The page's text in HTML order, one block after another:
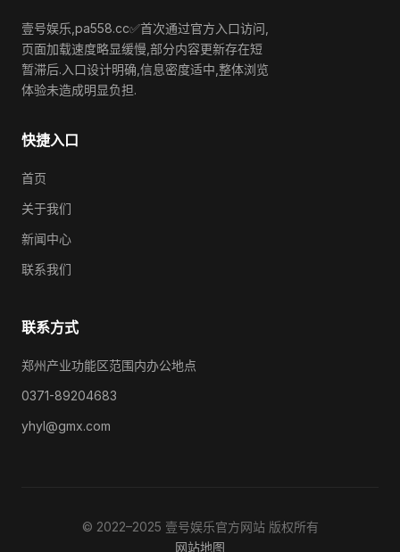
壹号娱乐,pa558.cc✅首次通过官方入口访问,
页面加载速度略显缓慢,部分内容更新存在短
暂滞后.入口设计明确,信息密度适中,整体浏览
体验未造成明显负担.
快捷入口
首页
关于我们
新闻中心
联系我们
联系方式
郑州产业功能区范围内办公地点
0371-89204683
yhyl@gmx.com
© 2022–2025 壹号娱乐官方网站 版权所有
网站地图